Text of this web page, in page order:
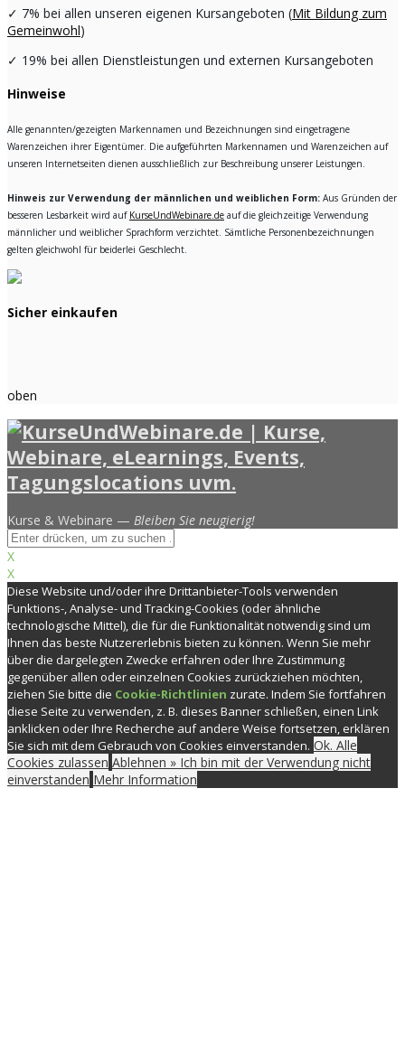
✓ 7% bei allen unseren eigenen Kursangeboten (Mit Bildung zum
Gemeinwohl)
✓ 19% bei allen Dienstleistungen und externen Kursangeboten
Hinweise
Alle genannten/gezeigten Markennamen und Bezeichnungen sind eingetragene
Warenzeichen ihrer Eigentümer. Die aufgeführten Markennamen und Warenzeichen auf
unseren Internetseiten dienen ausschließlich zur Beschreibung unserer Leistungen.
Hinweis zur Verwendung der männlichen und weiblichen Form: Aus Gründen der
besseren Lesbarkeit wird auf KurseUndWebinare.de auf die gleichzeitige Verwendung
männlicher und weiblicher Sprachform verzichtet. Sämtliche Personenbezeichnungen
gelten gleichwohl für beiderlei Geschlecht.
Sicher einkaufen
oben
Kurse & Webinare — Bleiben Sie neugierig!
X
X
Diese Website und/oder ihre Drittanbieter-Tools verwenden
Funktions-, Analyse- und Tracking-Cookies (oder ähnliche
technologische Mittel), die für die Funktionalität notwendig sind um
Ihnen das beste Nutzererlebnis bieten zu können. Wenn Sie mehr
über die dargelegten Zwecke erfahren oder Ihre Zustimmung
gegenüber allen oder einzelnen Cookies zurückziehen möchten,
ziehen Sie bitte die Cookie-Richtlinien zurate. Indem Sie fortfahren
diese Seite zu verwenden, z. B. dieses Banner schließen, einen Link
anklicken oder Ihre Recherche auf andere Weise fortsetzen, erklären
Sie sich mit dem Gebrauch von Cookies einverstanden. Ok. Alle
Cookies zulassen Ablehnen » Ich bin mit der Verwendung nicht
einverstanden Mehr Information